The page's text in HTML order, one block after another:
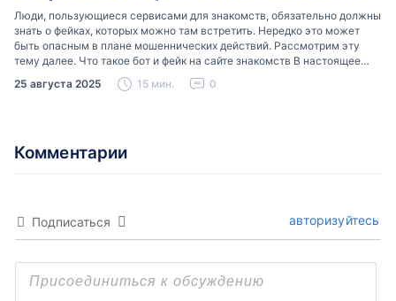
Люди, пользующиеся сервисами для знакомств, обязательно должны
знать о фейках, которых можно там встретить. Нередко это может
быть опасным в плане мошеннических действий. Рассмотрим эту
тему далее. Что такое бот и фейк на сайте знакомств В настоящее
время можно встретить свою…
25 августа 2025 15 мин. 0
Комментарии
Подписаться авторизуйтесь